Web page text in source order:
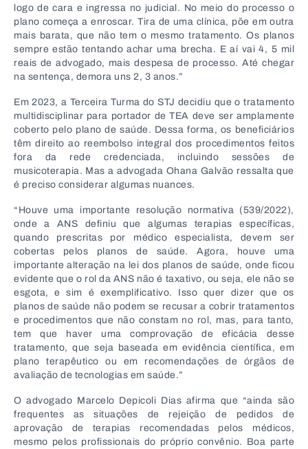
logo de cara e ingressa no judicial. No meio do processo o
plano começa a enroscar. Tira de uma clínica, põe em outra
mais barata, que não tem o mesmo tratamento. Os planos
sempre estão tentando achar uma brecha. E aí vai 4, 5 mil
reais de advogado, mais despesa de processo. Até chegar
na sentença, demora uns 2, 3 anos.”
Em 2023, a Terceira Turma do STJ decidiu que o tratamento
multidisciplinar para portador de TEA deve ser amplamente
coberto pelo plano de saúde. Dessa forma, os beneficiários
têm direito ao reembolso integral dos procedimentos feitos
fora da rede credenciada, incluindo sessões de
musicoterapia. Mas a advogada Ohana Galvão ressalta que
é preciso considerar algumas nuances.
“Houve uma importante resolução normativa (539/2022),
onde a ANS definiu que algumas terapias específicas,
quando prescritas por médico especialista, devem ser
cobertas pelos planos de saúde. Agora, houve uma
importante alteração na lei dos planos de saúde, onde ficou
evidente que o rol da ANS não é taxativo, ou seja, ele não se
esgota, e sim é exemplificativo. Isso quer dizer que os
planos de saúde não podem se recusar a cobrir tratamentos
e procedimentos que não constam no rol, mas, para tanto,
tem que haver uma comprovação de eficácia desse
tratamento, que seja baseada em evidência científica, em
plano terapêutico ou em recomendações de órgãos de
avaliação de tecnologias em saúde.”
O advogado Marcelo Depicoli Dias afirma que “ainda são
frequentes as situações de rejeição de pedidos de
aprovação de terapias recomendadas pelos médicos,
mesmo pelos profissionais do próprio convênio. Boa parte